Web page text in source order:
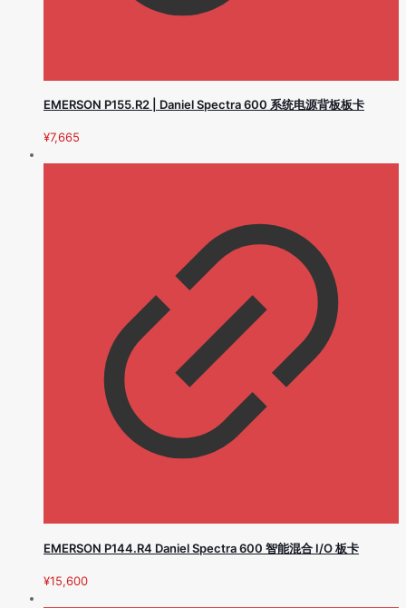
EMERSON P155.R2 | Daniel Spectra 600 系统电源背板板卡
¥7,665
EMERSON P144.R4 Daniel Spectra 600 智能混合 I/O 板卡
¥15,600